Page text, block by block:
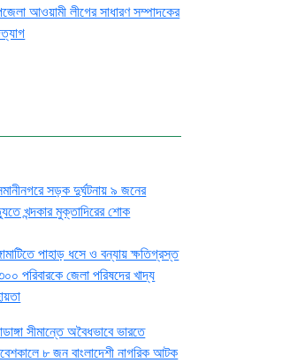
আওয়ামী লীগের সাধারণ সম্পাদকের
সড়ক দুর্ঘটনায় ৯ জনের
খন্দকার মুক্তাদিরের শোক
পাহাড় ধসে ও বন্যায় ক্ষতিগ্রস্ত
পরিবারকে জেলা পরিষদের খাদ্য
সীমান্তে অবৈধভাবে ভারতে
৮ জন বাংলাদেশী নাগরিক আটক